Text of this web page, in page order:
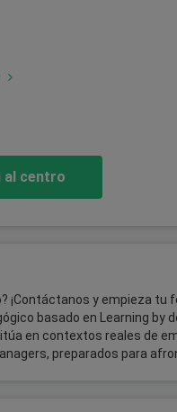
al centro
¡Contáctanos y empieza tu
basado en Learning by
en contextos reales de
preparados para